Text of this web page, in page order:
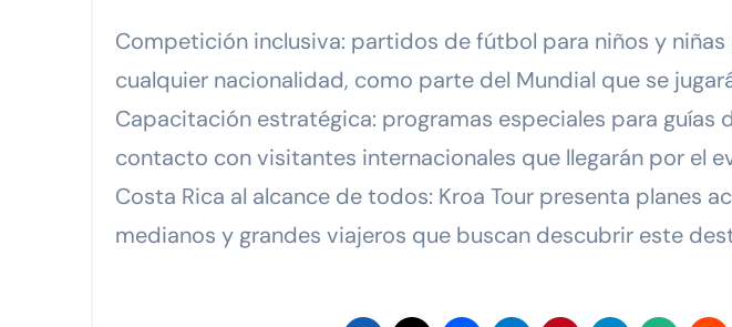
Competición inclusiva: partidos de fútbol para niños y niñas
cualquier nacionalidad, como parte del Mundial que se
Capacitación estratégica: programas especiales para guías
contacto con visitantes internacionales que llegarán por el
Costa Rica al alcance de todos: Kroa Tour presenta planes
medianos y grandes viajeros que buscan descubrir este